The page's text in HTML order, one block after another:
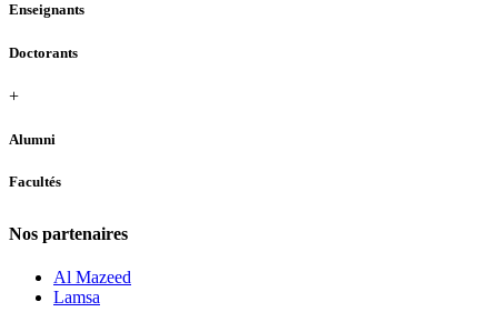
Enseignants
Doctorants
+
Alumni
Facultés
Nos partenaires
Al Mazeed
Lamsa